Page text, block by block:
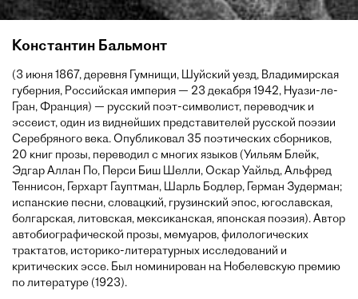
Константин Бальмонт
(3 июня 1867, деревня Гумнищи, Шуйский уезд, Владимирская
губерния, Российская империя — 23 декабря 1942, Нуази-ле-
Гран, Франция) — русский поэт-символист, переводчик и
эссеист, один из виднейших представителей русской поэзии
Серебряного века. Опубликовал 35 поэтических сборников,
20 книг прозы, переводил с многих языков (Уильям Блейк,
Эдгар Аллан По, Перси Биш Шелли, Оскар Уайльд, Альфред
Теннисон, Герхарт Гауптман, Шарль Бодлер, Герман Зудерман;
испанские песни, словацкий, грузинский эпос, югославская,
болгарская, литовская, мексиканская, японская поэзия). Автор
автобиографической прозы, мемуаров, филологических
трактатов, историко-литературных исследований и
критических эссе. Был номинирован на Нобелевскую премию
по литературе (1923).